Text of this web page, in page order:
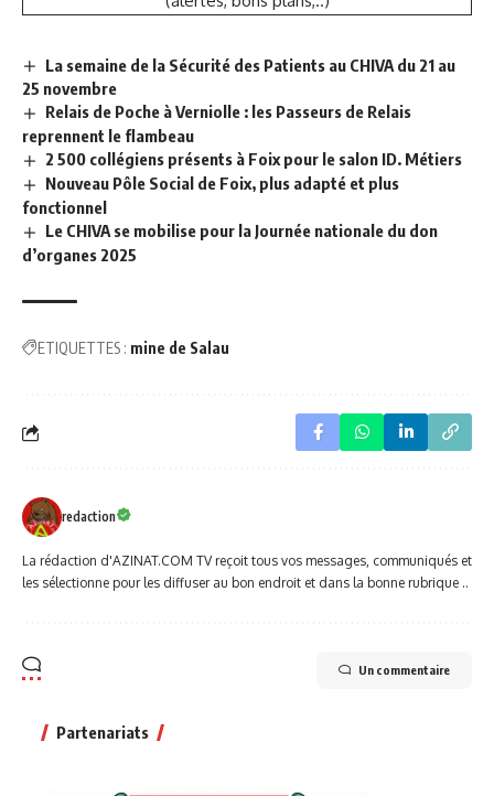
La semaine de la Sécurité des Patients au CHIVA du 21 au
25 novembre
Relais de Poche à Verniolle : les Passeurs de Relais
reprennent le flambeau
2 500 collégiens présents à Foix pour le salon ID. Métiers
Nouveau Pôle Social de Foix, plus adapté et plus
fonctionnel
Le CHIVA se mobilise pour la Journée nationale du don
d’organes 2025
ETIQUETTES : mine de Salau
redaction
La rédaction d'AZINAT.COM TV reçoit tous vos messages, communiqués et
les sélectionne pour les diffuser au bon endroit et dans la bonne rubrique ..
Un commentaire
Partenariats